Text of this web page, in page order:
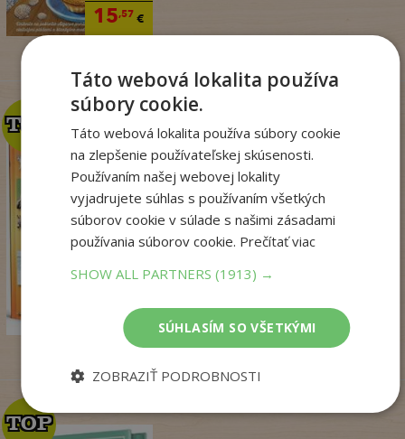
15,57 €
14
,95
TOP
TOP
Zo sveta zvierat
. kolektív
Na sklade
pridať do košíka
TOP
TOP
Táto webová lokalita používa
súbory cookie.
Táto webová lokalita používa súbory cookie
na zlepšenie používateľskej skúsenosti.
Používaním našej webovej lokality
vyjadrujete súhlas s používaním všetkých
súborov cookie v súlade s našimi zásadami
používania súborov cookie. Prečítať viac
SHOW ALL PARTNERS(1913) →
SÚHLASÍM SO VŠETKÝMI
ZOBRAZIŤ PODROBNOSTI